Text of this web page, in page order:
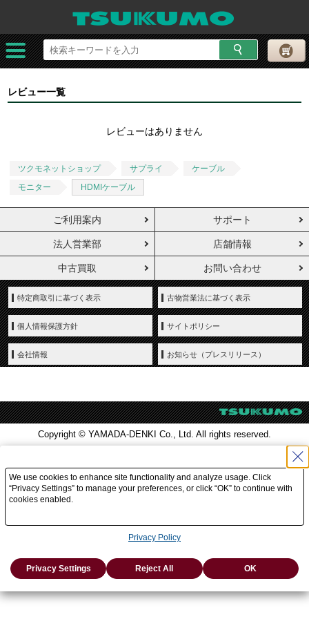
レビュー一覧
レビューはありません
ツクモネットショップ サプライ
ケーブル
モニター
HDMIケーブル
ご利用案内 サポート
法人営業部 店舗情報
中古買取 お問い合わせ
特定商取引に基づく表示 古物営業法に基づく表示
個人情報保護方針 サイトポリシー
会社情報 お知らせ（プレスリリース）
Copyright © YAMADA-DENKI Co., Ltd. All rights reserved.
We use cookies to enhance site functionality and analyze usage. Click
“Privacy Settings” to manage your preferences, or click “OK” to continue with
cookies enabled.
Privacy Policy
Privacy Settings Reject All OK